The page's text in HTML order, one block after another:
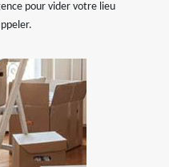
pour vider votre lieu